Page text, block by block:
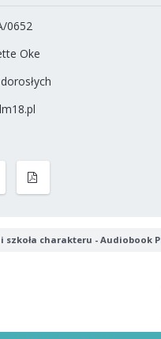
0652
Oke
szkoła charakteru - Audiobook